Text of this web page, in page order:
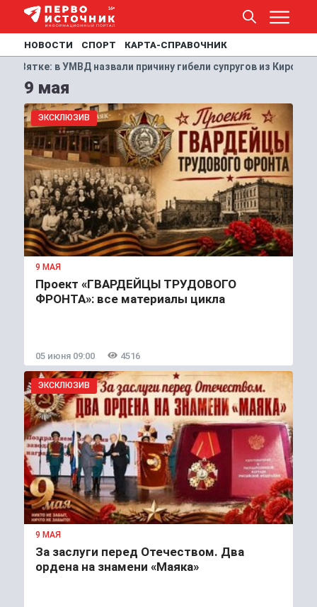
НОВОСТИ СПОРТ КАРТА-СПРАВОЧНИК
гибели супругов из Кирово-Чепецка ПРОИСШЕСТВИЯ
9 мая
ЭКСКЛЮЗИВ
9 МАЯ
Проект «ГВАРДЕЙЦЫ ТРУДОВОГО
ФРОНТА»: все материалы цикла
05 июня 09:00 4516
ЭКСКЛЮЗИВ
9 МАЯ
За заслуги перед Отечеством. Два
ордена на знамени «Маяка»